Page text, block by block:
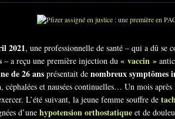
2021, une professionnelle de santé – qui a dû se
– a reçu une première injection du « vaccin »
de 26 ans présentait de nombreux symptômes
céphalées et nausées continuelles… Un mois
L’été suivant, la jeune femme souffre de
d’une hypotension orthostatique et de